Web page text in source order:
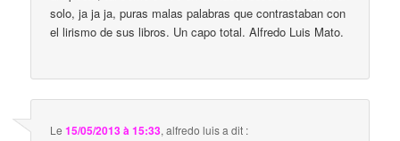
solo, ja ja ja, puras malas palabras que contrastaban con
el lirismo de sus libros. Un capo total. Alfredo Luis Mato.
Le15/05/2013 à 15:33,alfredo luisa dit :